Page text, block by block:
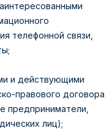
телефонной связи,
и действующими
правового договора
предприниматели,
лиц);